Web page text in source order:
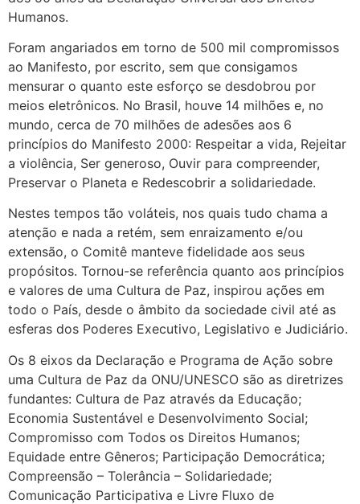
Humanos.
Foram angariados em torno de 500 mil compromissos
ao Manifesto, por escrito, sem que consigamos
mensurar o quanto este esforço se desdobrou por
meios eletrônicos. No Brasil, houve 14 milhões e, no
mundo, cerca de 70 milhões de adesões aos 6
princípios do Manifesto 2000: Respeitar a vida, Rejeitar
a violência, Ser generoso, Ouvir para compreender,
Preservar o Planeta e Redescobrir a solidariedade.
Nestes tempos tão voláteis, nos quais tudo chama a
atenção e nada a retém, sem enraizamento e/ou
extensão, o Comitê manteve fidelidade aos seus
propósitos. Tornou-se referência quanto aos princípios
e valores de uma Cultura de Paz, inspirou ações em
todo o País, desde o âmbito da sociedade civil até as
esferas dos Poderes Executivo, Legislativo e Judiciário.
Os 8 eixos da Declaração e Programa de Ação sobre
uma Cultura de Paz da ONU/UNESCO são as diretrizes
fundantes: Cultura de Paz através da Educação;
Economia Sustentável e Desenvolvimento Social;
Compromisso com Todos os Direitos Humanos;
Equidade entre Gêneros; Participação Democrática;
Compreensão – Tolerância – Solidariedade;
Comunicação Participativa e Livre Fluxo de